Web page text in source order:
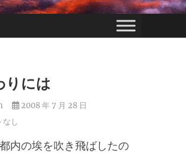
りには
2008 年 7 月 28 日
なし
内の埃を吹き飛ばしたの